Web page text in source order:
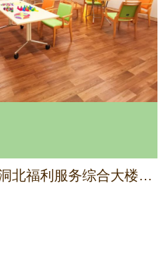
新界北区柏寿路6号古洞北福利服务综合大楼7楼(部分)